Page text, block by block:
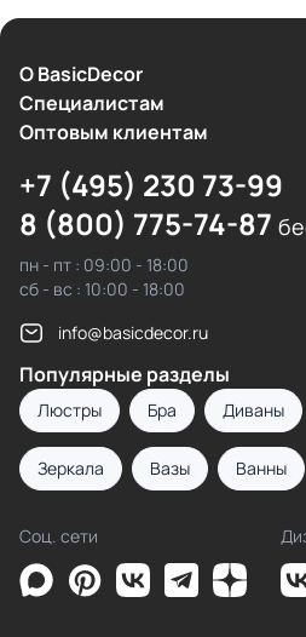
О BasicDecor
Cпециалистам
Оптовым клиентам
+7 (495) 230 73-99
8 (800) 775-74-87
пн - пт : 09:00 - 18:00
сб - вс : 10:00 - 18:00
info@basicdecor.ru
Популярные разделы
Люстры Бра Диваны
Зеркала Вазы Ванны
Соц. сети